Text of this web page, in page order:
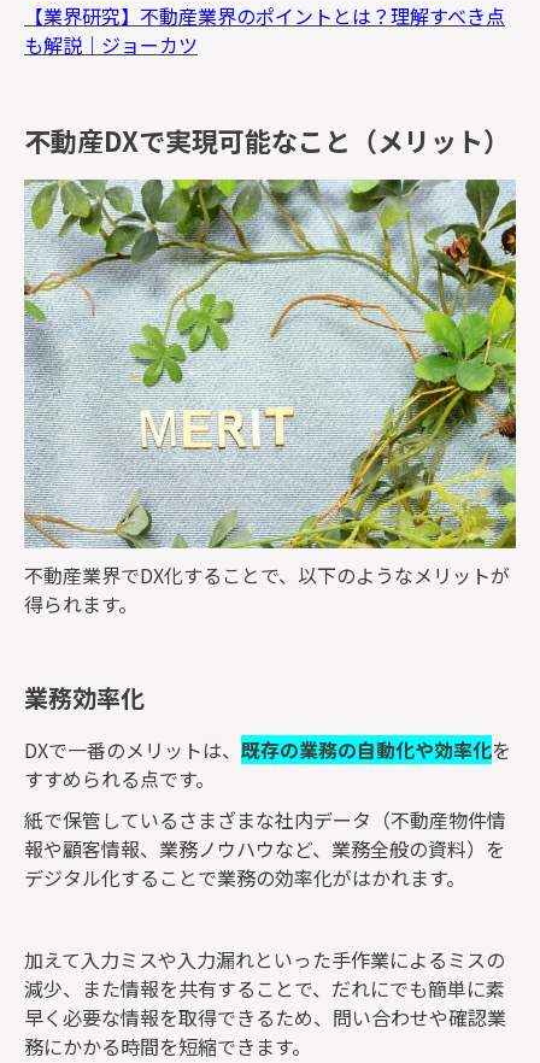
【業界研究】不動産業界のポイントとは？理解すべき点
も解説｜ジョーカツ
不動産DXで実現可能なこと（メリット）
不動産業界でDX化することで、以下のようなメリットが
得られます。
業務効率化
DXで一番のメリットは、 既存の業務の自動化や効率化を
すすめられる点です。
紙で保管しているさまざまな社内データ（不動産物件情
報や顧客情報、業務ノウハウなど、業務全般の資料）を
デジタル化することで業務の効率化がはかれます。
加えて入力ミスや入力漏れといった手作業によるミスの
減少、また情報を共有することで、だれにでも簡単に素
早く必要な情報を取得できるため、問い合わせや確認業
務にかかる時間を短縮できます。